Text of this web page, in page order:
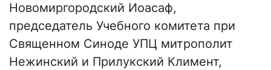
Новомиргородский Иоасаф,
председатель Учебного комитета при
Священном Синоде УПЦ митрополит
Нежинский и Прилукский Климент,